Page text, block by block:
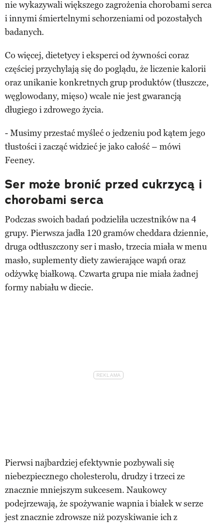
nie wykazywali większego zagrożenia chorobami serca
i innymi śmiertelnymi schorzeniami od pozostałych
badanych.
Co więcej, dietetycy i eksperci od żywności coraz
częściej przychylają się do poglądu, że liczenie kalorii
oraz unikanie konkretnych grup produktów (tłuszcze,
węglowodany, mięso) wcale nie jest gwarancją
długiego i zdrowego życia.
- Musimy przestać myśleć o jedzeniu pod kątem jego
tłustości i zacząć widzieć je jako całość – mówi
Feeney.
Ser może bronić przed cukrzycą i
chorobami serca
Podczas swoich badań podzieliła uczestników na 4
grupy. Pierwsza jadła 120 gramów cheddara dziennie,
druga odtłuszczony ser i masło, trzecia miała w menu
masło, suplementy diety zawierające wapń oraz
odżywkę białkową. Czwarta grupa nie miała żadnej
formy nabiału w diecie.
Pierwsi najbardziej efektywnie pozbywali się
niebezpiecznego cholesterolu, drudzy i trzeci ze
znacznie mniejszym sukcesem. Naukowcy
podejrzewają, że spożywanie wapnia i białek w serze
jest znacznie zdrowsze niż pozyskiwanie ich z